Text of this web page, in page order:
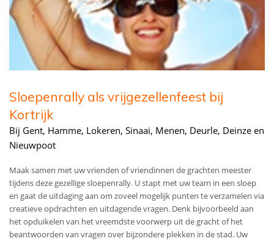
Sloepenrally als vrijgezellenfeest bij
Kortrijk
Bij Gent, Hamme, Lokeren, Sinaai, Menen, Deurle, Deinze en
Nieuwpoot
Maak samen met uw vrienden of vriendinnen de grachten meester
tijdens deze gezellige sloepenrally. U stapt met uw team in een sloep
en gaat de uitdaging aan om zoveel mogelijk punten te verzamelen via
creatieve opdrachten en uitdagende vragen. Denk bijvoorbeeld aan
het opduikelen van het vreemdste voorwerp uit de gracht of het
beantwoorden van vragen over bijzondere plekken in de stad. Uw